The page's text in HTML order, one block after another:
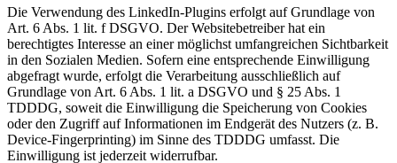
Die Verwendung des LinkedIn-Plugins erfolgt auf Grundlage von
Art. 6 Abs. 1 lit. f DSGVO. Der Websitebetreiber hat ein
berechtigtes Interesse an einer möglichst umfangreichen Sichtbarkeit
in den Sozialen Medien. Sofern eine entsprechende Einwilligung
abgefragt wurde, erfolgt die Verarbeitung ausschließlich auf
Grundlage von Art. 6 Abs. 1 lit. a DSGVO und § 25 Abs. 1
TDDDG, soweit die Einwilligung die Speicherung von Cookies
oder den Zugriff auf Informationen im Endgerät des Nutzers (z. B.
Device-Fingerprinting) im Sinne des TDDDG umfasst. Die
Einwilligung ist jederzeit widerrufbar.